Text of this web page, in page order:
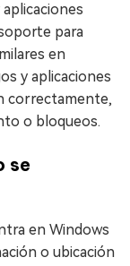
para
en
y aplicaciones
correctamente,
o bloqueos.
se
en Windows
o ubicación